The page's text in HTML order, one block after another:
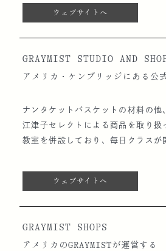
ウェブサイトへ
GRAYMIST STUDIO AND
アメリカ・ケンブリッジにある公
ナンタケットバスケットの材料の
江津子セレクトによる商品を取り扱
教室を併設しており、毎日クラスが
ウェブサイトへ
GRAYMIST SHOPS
アメリカのGRAYMISTが運営する